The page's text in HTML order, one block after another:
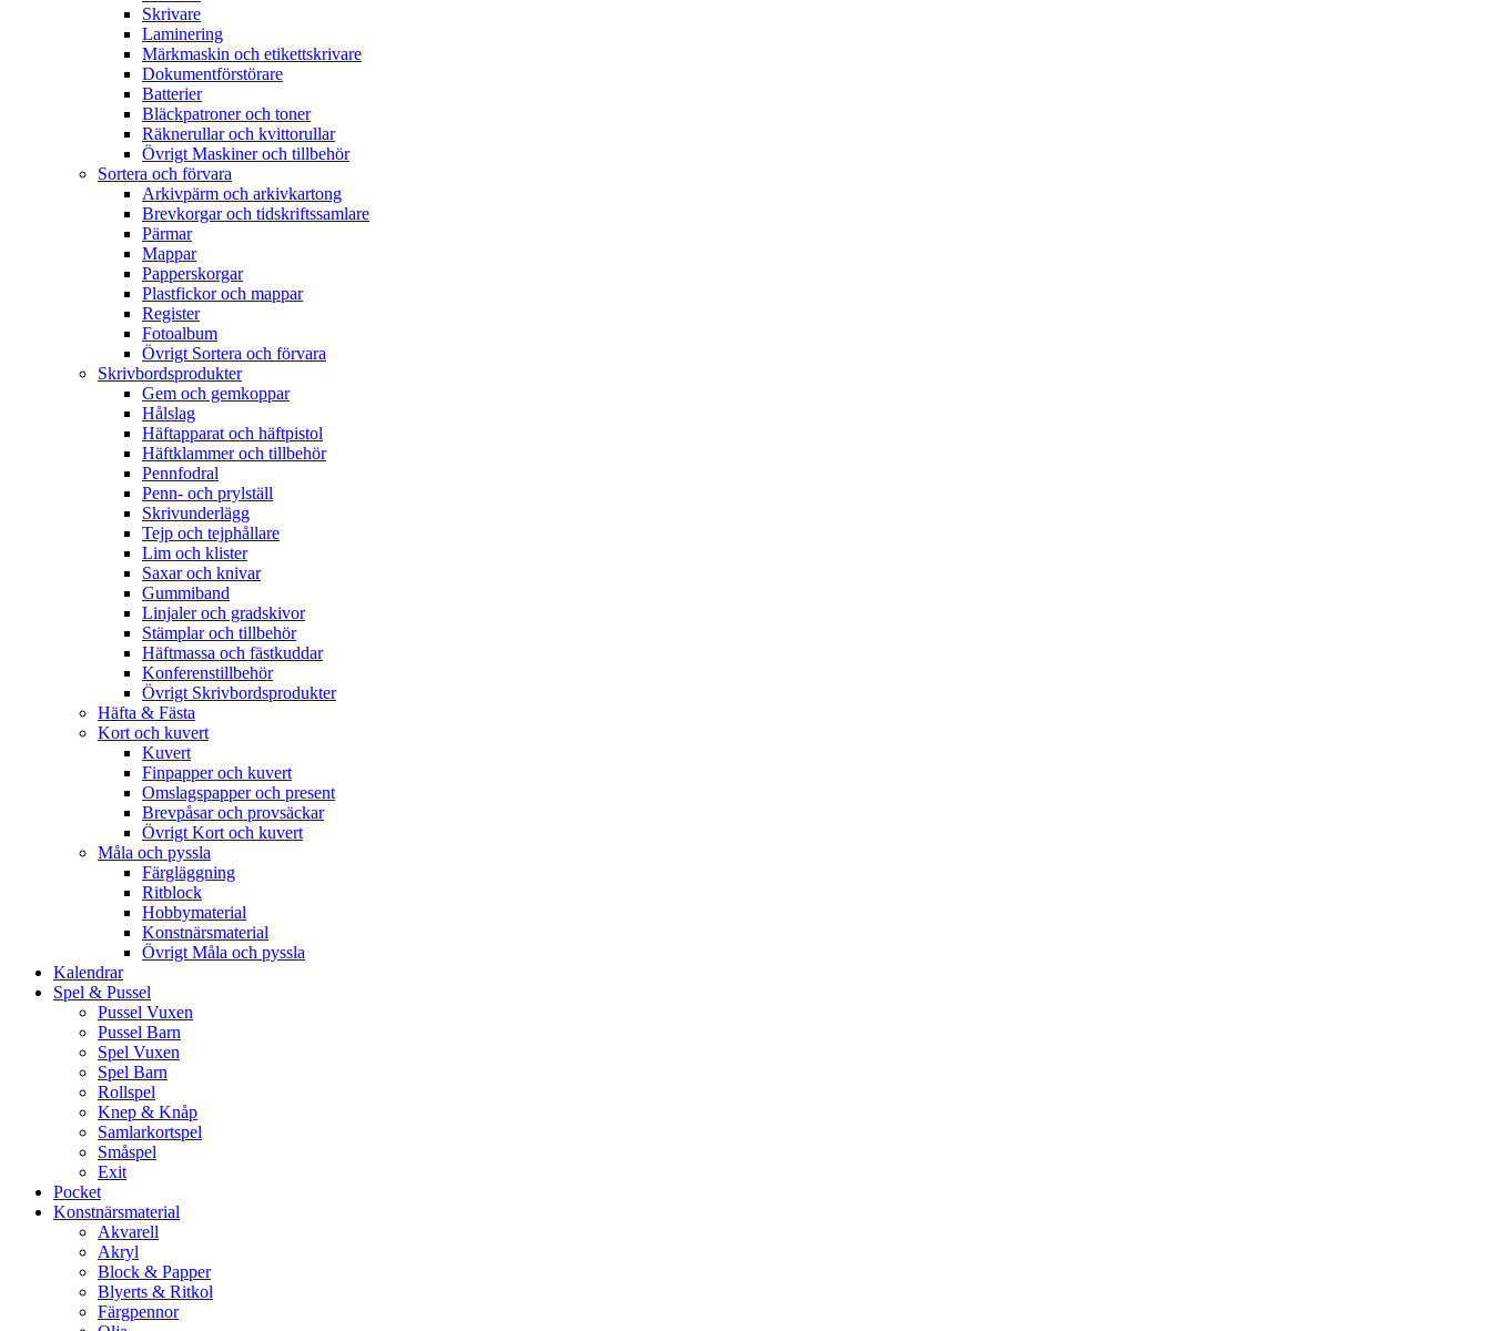
Skrivare
Laminering
Märkmaskin och etikettskrivare
Dokumentförstörare
Batterier
Bläckpatroner och toner
Räknerullar och kvittorullar
Övrigt Maskiner och tillbehör
Sortera och förvara
Arkivpärm och arkivkartong
Brevkorgar och tidskriftssamlare
Pärmar
Mappar
Papperskorgar
Plastfickor och mappar
Register
Fotoalbum
Övrigt Sortera och förvara
Skrivbordsprodukter
Gem och gemkoppar
Hålslag
Häftapparat och häftpistol
Häftklammer och tillbehör
Pennfodral
Penn- och prylställ
Skrivunderlägg
Tejp och tejphållare
Lim och klister
Saxar och knivar
Gummiband
Linjaler och gradskivor
Stämplar och tillbehör
Häftmassa och fästkuddar
Konferenstillbehör
Övrigt Skrivbordsprodukter
Häfta & Fästa
Kort och kuvert
Kuvert
Finpapper och kuvert
Omslagspapper och present
Brevpåsar och provsäckar
Övrigt Kort och kuvert
Måla och pyssla
Färgläggning
Ritblock
Hobbymaterial
Konstnärsmaterial
Övrigt Måla och pyssla
Kalendrar
Spel & Pussel
Pussel Vuxen
Pussel Barn
Spel Vuxen
Spel Barn
Rollspel
Knep & Knåp
Samlarkortspel
Småspel
Exit
Pocket
Konstnärsmaterial
Akvarell
Akryl
Block & Papper
Blyerts & Ritkol
Färgpennor